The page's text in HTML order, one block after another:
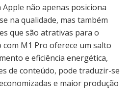
Apple não apenas posiciona
na qualidade, mas também
que são atrativas para o
com M1 Pro oferece um salto
e eficiência energética,
de conteúdo, pode traduzir-se
e maior produção